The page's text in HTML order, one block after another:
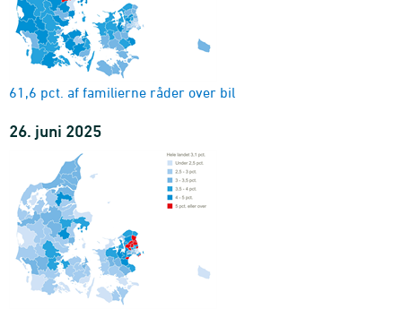
61,6 pct. af familierne råder over bil
26. juni 2025